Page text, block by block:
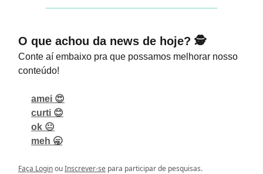
O que achou da news de hoje? 🕵️
Conte aí embaixo pra que possamos melhorar nosso
conteúdo!
amei 😍
curti 😊
ok 😐
meh 🥱
Faça LoginouInscrever-se para participar de pesquisas.